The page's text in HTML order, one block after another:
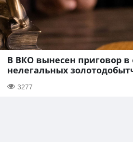
В ВКО вынесен приговор
нелегальных
3277